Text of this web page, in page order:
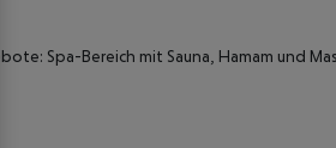
Spa-Bereich mit Sauna, Hamam und